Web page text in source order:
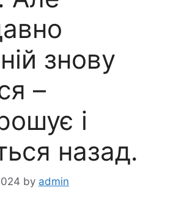
знову
–
і
назад.
by admin